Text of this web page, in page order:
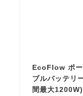
EcoFlow ポー
ブルバッテリ
間最大